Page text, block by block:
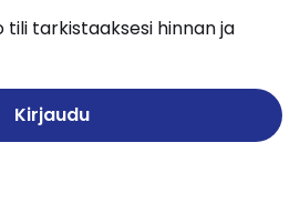
tili tarkistaaksesi hinnan ja
Kirjaudu